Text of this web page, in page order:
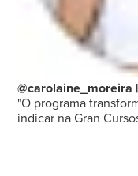
@carolaine_moreira
"O programa
indicar na Gran